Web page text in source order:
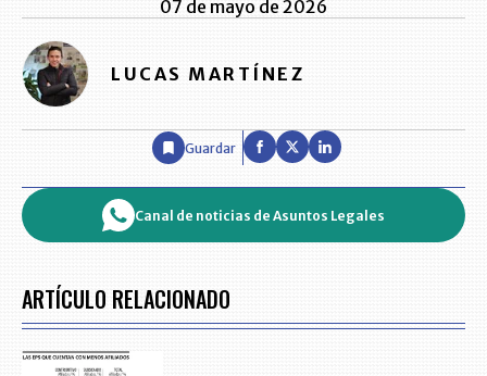
07 de mayo de 2026
LUCAS MARTÍNEZ
Guardar
Canal de noticias de Asuntos Legales
ARTÍCULO RELACIONADO